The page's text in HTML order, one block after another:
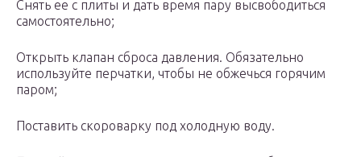
Снять ее с плиты и дать время пару высвободиться
самостоятельно;
Открыть клапан сброса давления. Обязательно
используйте перчатки, чтобы не обжечься горячим
паром;
Поставить скороварку под холодную воду.